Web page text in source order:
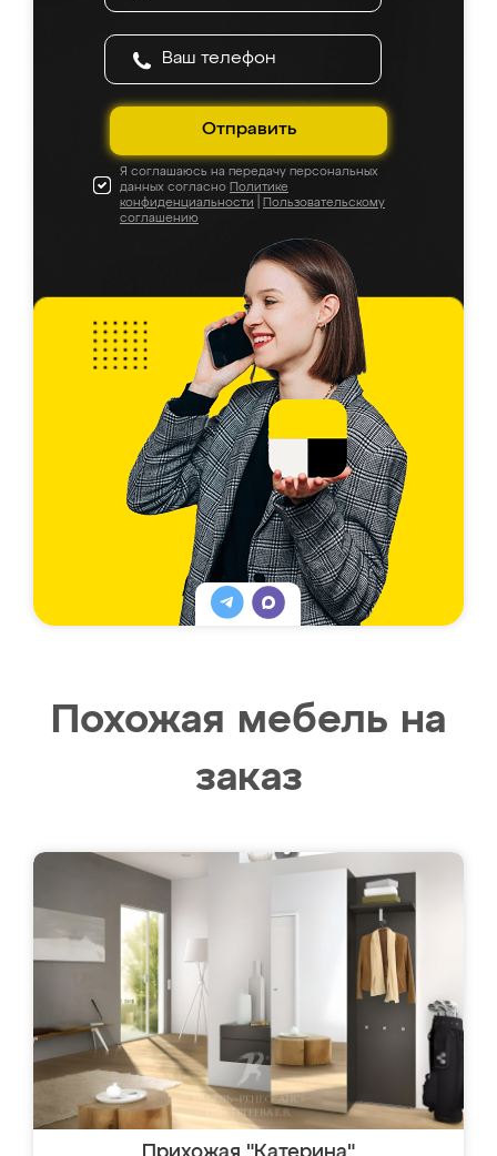
Отправить
Я соглашаюсь на передачу персональных
данных согласно Политике
конфиденциальности
Пользовательскому
соглашению
Похожая мебель на
заказ